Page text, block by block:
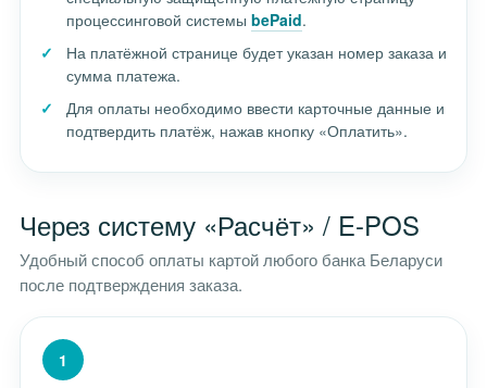
процессинговой системы bePaid.
На платёжной странице будет указан номер заказа и
сумма платежа.
Для оплаты необходимо ввести карточные данные и
подтвердить платёж, нажав кнопку «Оплатить».
Через систему «Расчёт» / E-POS
Удобный способ оплаты картой любого банка Беларуси
после подтверждения заказа.
1